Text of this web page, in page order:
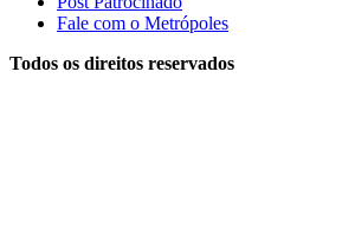
Fale com o Metrópoles
Todos os direitos reservados